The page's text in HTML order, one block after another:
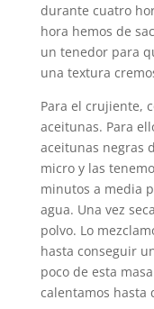
durante cuatro
hora hemos de
un tenedor para
una textura
Para el crujiente,
aceitunas. Para
aceitunas negras
micro y las
minutos a media
agua. Una vez
polvo. Lo
hasta conseguir
poco de esta
calentamos hasta